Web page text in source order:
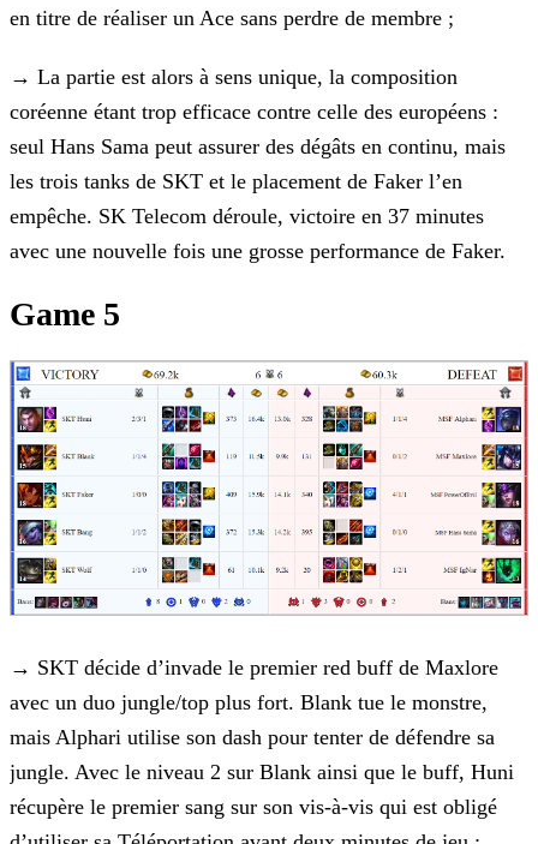
en titre de réaliser un Ace sans perdre de membre ;
→ La partie est alors à sens unique, la composition
coréenne étant trop efficace contre celle des européens :
seul Hans Sama peut assurer des dégâts en continu, mais
les trois tanks de SKT et le placement de Faker l’en
empêche. SK Telecom déroule, victoire en 37 minutes
avec une nouvelle fois une grosse performance de Faker.
Game 5
→ SKT décide d’invade le premier red buff de Maxlore
avec un duo jungle/top plus fort. Blank tue le monstre,
mais Alphari utilise son dash pour tenter de défendre sa
jungle. Avec le niveau 2 sur Blank ainsi que le buff, Huni
récupère le premier sang sur son vis-à-vis qui est obligé